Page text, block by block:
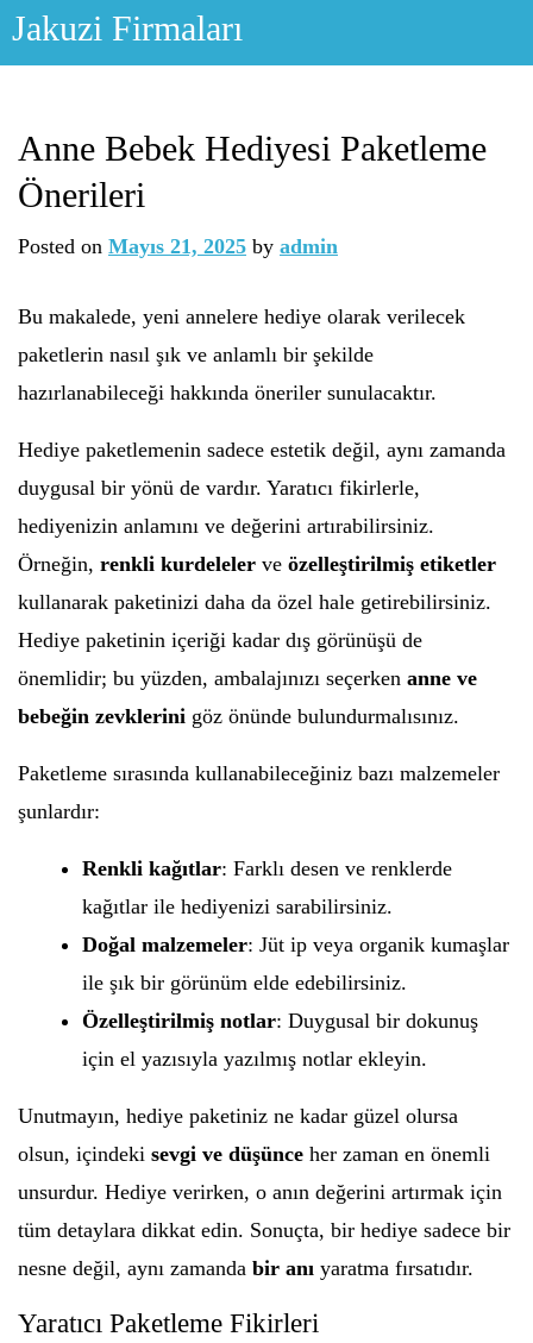
Skip
Jakuzi Firmaları
Anne Bebek Hediyesi Paketleme
Önerileri
Posted on Mayıs 21, 2025 by admin
Bu makalede, yeni annelere hediye olarak verilecek
paketlerin nasıl şık ve anlamlı bir şekilde
hazırlanabileceği hakkında öneriler sunulacaktır.
Hediye paketlemenin sadece estetik değil, aynı zamanda
duygusal bir yönü de vardır. Yaratıcı fikirlerle,
hediyenizin anlamını ve değerini artırabilirsiniz.
Örneğin, renkli kurdeleler ve özelleştirilmiş etiketler
kullanarak paketinizi daha da özel hale getirebilirsiniz.
Hediye paketinin içeriği kadar dış görünüşü de
önemlidir; bu yüzden, ambalajınızı seçerken anne ve
bebeğin zevklerini göz önünde bulundurmalısınız.
Paketleme sırasında kullanabileceğiniz bazı malzemeler
şunlardır:
Renkli kağıtlar: Farklı desen ve renklerde
kağıtlar ile hediyenizi sarabilirsiniz.
Doğal malzemeler: Jüt ip veya organik kumaşlar
ile şık bir görünüm elde edebilirsiniz.
Özelleştirilmiş notlar: Duygusal bir dokunuş
için el yazısıyla yazılmış notlar ekleyin.
Unutmayın, hediye paketiniz ne kadar güzel olursa
olsun, içindeki sevgi ve düşünce her zaman en önemli
unsurdur. Hediye verirken, o anın değerini artırmak için
tüm detaylara dikkat edin. Sonuçta, bir hediye sadece bir
nesne değil, aynı zamanda bir anı yaratma fırsatıdır.
Yaratıcı Paketleme Fikirleri